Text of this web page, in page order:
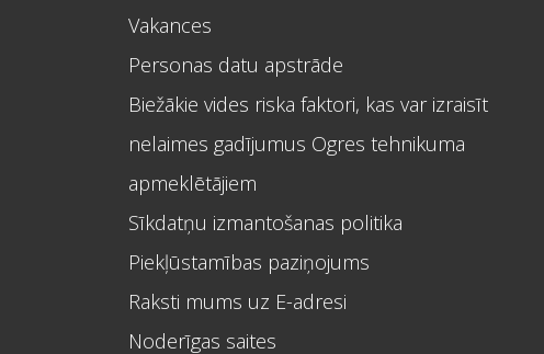
Vakances
Personas datu apstrāde
Biežākie vides riska faktori, kas var izraisīt
nelaimes gadījumus Ogres tehnikuma
apmeklētājiem
Sīkdatņu izmantošanas politika
Piekļūstamības paziņojums
Raksti mums uz E-adresi
Noderīgas saites